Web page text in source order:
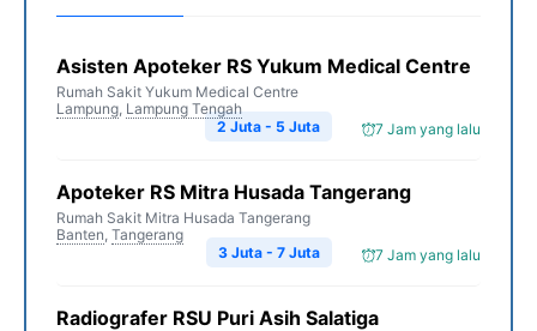
Asisten Apoteker RS Yukum Medical Centre
Rumah Sakit Yukum Medical Centre
Lampung, Lampung Tengah
7 Jam yang lalu
2 Juta - 5 Juta
Apoteker RS Mitra Husada Tangerang
Rumah Sakit Mitra Husada Tangerang
Banten, Tangerang
7 Jam yang lalu
3 Juta - 7 Juta
Radiografer RSU Puri Asih Salatiga